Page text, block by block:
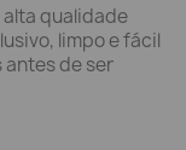
alta qualidade
limpo e fácil
antes de ser